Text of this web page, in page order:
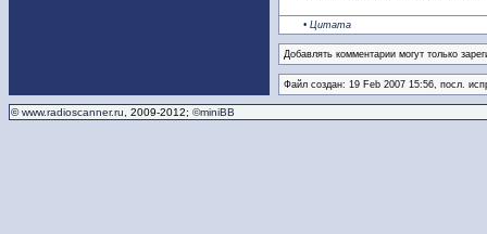
• Цитата
Добавлять комментарии могут только
Файл создан: 19 Feb 2007 15:56, посл.
©www.radioscanner.ru , 2009-2012; ©miniBB